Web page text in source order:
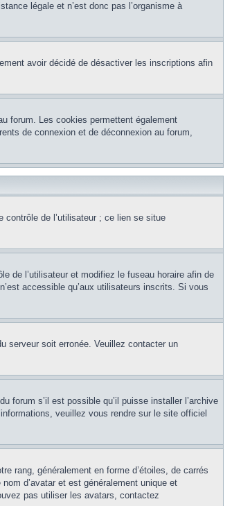
légale et n’est donc pas l’organisme à
avoir décidé de désactiver les inscriptions afin
forum. Les cookies permettent également
de connexion et de déconnexion au forum,
de l’utilisateur ; ce lien se situe
de l’utilisateur et modifiez le fuseau horaire afin de
accessible qu’aux utilisateurs inscrits. Si vous
serveur soit erronée. Veuillez contacter un
forum s’il est possible qu’il puisse installer l’archive
veuillez vous rendre sur le site officiel
rang, généralement en forme d’étoiles, de carrés
d’avatar et est généralement unique et
pas utiliser les avatars, contactez